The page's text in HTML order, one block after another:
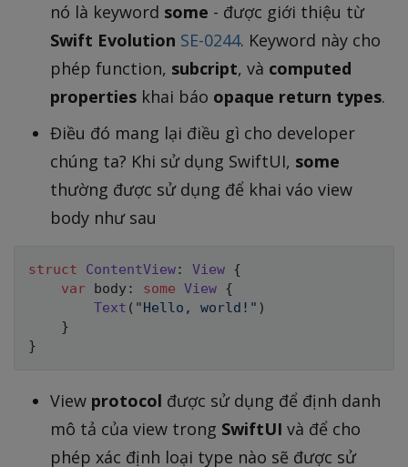
nó là keyword some - được giới thiệu từ
Swift Evolution SE-0244. Keyword này cho
phép function, subcript, và computed
properties khai báo opaque return types.
Điều đó mang lại điều gì cho developer
chúng ta? Khi sử dụng SwiftUI, some
thường được sử dụng để khai váo view
body như sau
struct ContentView: View {
var body: some View {
Text ( "Hello, world!" )
}
}
View protocol được sử dụng để định danh
mô tả của view trong SwiftUI và để cho
phép xác định loại type nào sẽ được sử